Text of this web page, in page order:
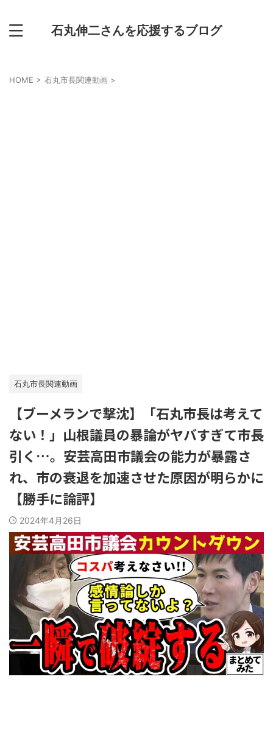
石丸伸二さんを応援するブログ
HOME > 石丸市長関連動画 >
石丸市長関連動画
【ブーメランで撃沈】「石丸市長は考えて
ない！」山根議員の暴論がヤバすぎて市長
引く…。安芸高田市議会の能力が暴露さ
れ、市の衰退を加速させた原因が明らかに
【勝手に論評】
2024年4月26日